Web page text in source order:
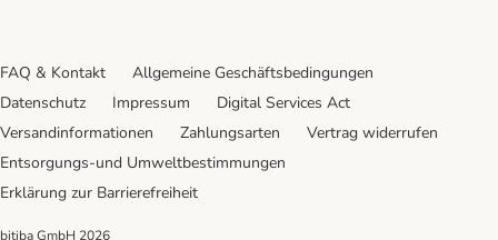
FAQ & Kontakt
Allgemeine Geschäftsbedingungen
Datenschutz
Impressum
Digital Services Act
Versandinformationen
Zahlungsarten
Vertrag widerrufen
Entsorgungs-und Umweltbestimmungen
Erklärung zur Barrierefreiheit
bitiba GmbH 2026